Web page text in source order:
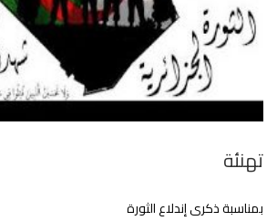
تهنئة
بمناسبة ذكرى إندلاع الثورة